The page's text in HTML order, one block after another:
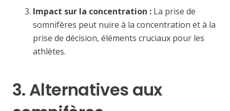
Impact sur la concentration : La prise de
somnifères peut nuire à la concentration et à la
prise de décision, éléments cruciaux pour les
athlètes.
3. Alternatives aux